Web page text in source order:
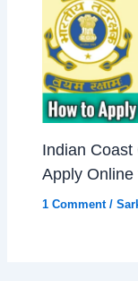
Indian
Apply
1 Comment /